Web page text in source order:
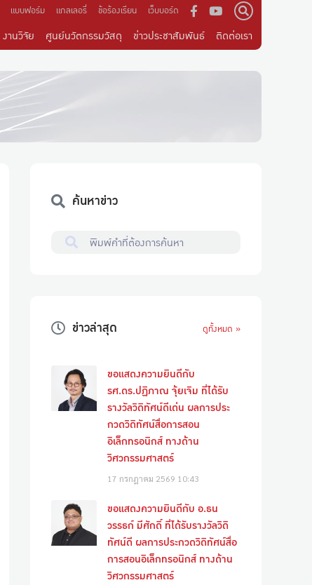
แบบฟอร์ม แกลเลอรี่ ข้อร้องเรียน เว็บบอร์ด
งานวิจัย ศูนย์นวัตกรรมวัสดุ ข่าวประชาสัมพันธ์ ติดต่อเรา
ค้นหาข่าว
ข่าวล่าสุด ดูทั้งหมด »
ขอแสดงความยินดีกับ
รศ.ดร.ปฏิภาณ จุ้ยเจิม ที่ได้รับ
รางวัลวิดิทัศน์ดีเด่น ผลการประ
กวดวิดิทัศน์สื่อการสอน
อิเล็กทรอนิกส์ ทางด้าน
วิศวกรรมศาสตร์
17 กรกฎาคม 2569 10:43
ขอแสดงความยินดีกับ อ.ธน
วรรธก์ มีศักดิ์ ที่ได้รับรางวัลวิดิ
ทัศน์ดี ผลการประกวดวิดิทัศน์สื่อ
การสอนอิเล็กทรอนิกส์ ทางด้าน
วิศวกรรมศาสตร์